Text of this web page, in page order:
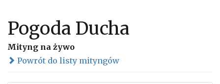
Pogoda Ducha
Mityng na żywo
Powrót do listy mityngów